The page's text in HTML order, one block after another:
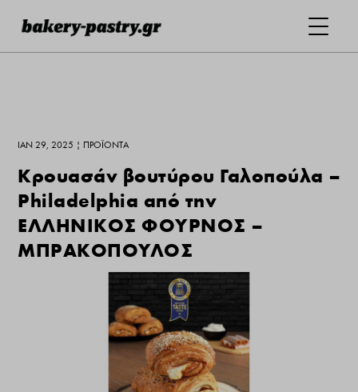
ΙΑΝ 29, 2025 |ΠΡΟΪΌΝΤΑ
Κρουασάν βουτύρου Γαλοπούλα –
Philadelphia από την
ΕΛΛΗΝΙΚΟΣ ΦΟΥΡΝΟΣ –
ΜΠΡΑΚΟΠΟΥΛΟΣ